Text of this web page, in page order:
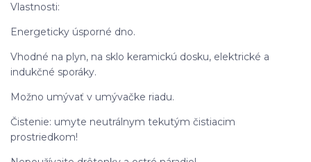
Vlastnosti:
Energeticky úsporné dno.
Vhodné na plyn, na sklo keramickú dosku, elektrické a
indukčné sporáky.
Možno umývať v umývačke riadu.
Čistenie: umyte neutrálnym tekutým čistiacim
prostriedkom!